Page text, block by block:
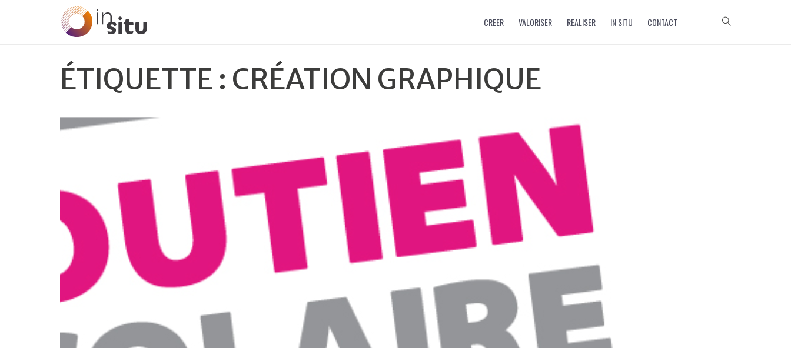
CREER VALORISER REALISER IN SITU CONTACT
ÉTIQUETTE : CRÉATION GRAPHIQUE